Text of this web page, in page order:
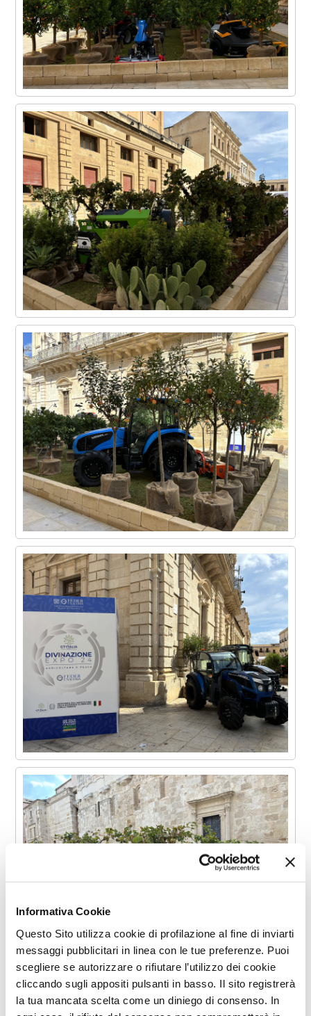
Informativa Cookie
Questo Sito utilizza cookie di profilazione al fine di inviarti
messaggi pubblicitari in linea con le tue preferenze. Puoi
scegliere se autorizzare o rifiutare l’utilizzo dei cookie
cliccando sugli appositi pulsanti in basso. Il sito registrerà
la tua mancata scelta come un diniego di consenso. In